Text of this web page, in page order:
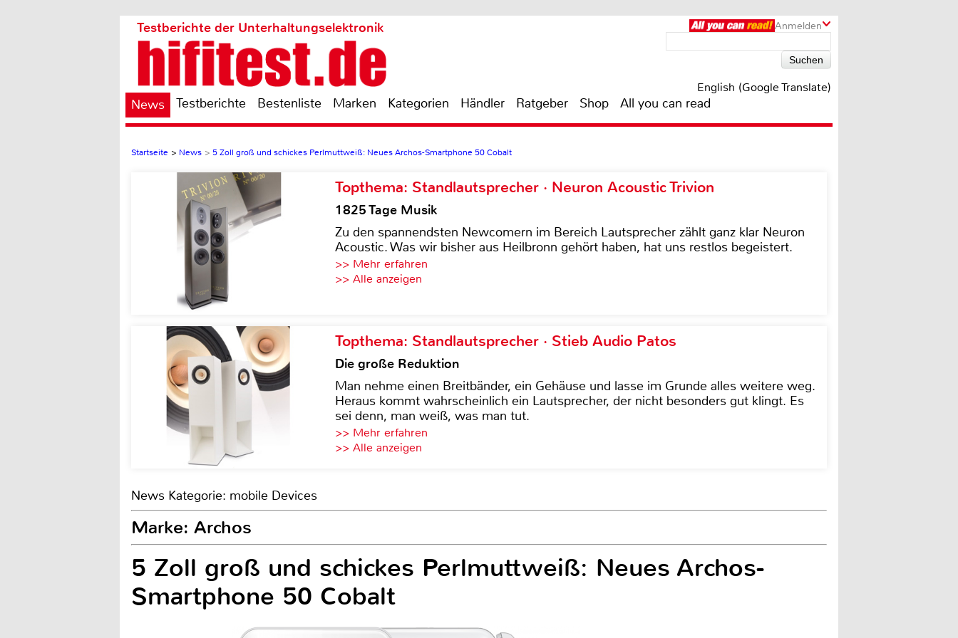
Anmelden
Testberichte der Unterhaltungselektronik
English (Google Translate)
News Testberichte Bestenliste Marken Kategorien Händler Ratgeber Shop All you can read
Startseite > News > 5 Zoll groß und schickes Perlmuttweiß: Neues Archos-Smartphone 50 Cobalt
Topthema: Standlautsprecher · Neuron Acoustic Trivion
1825 Tage Musik
Zu den spannendsten Newcomern im Bereich Lautsprecher zählt ganz klar Neuron
Acoustic. Was wir bisher aus Heilbronn gehört haben, hat uns restlos begeistert.
>> Mehr erfahren
>> Alle anzeigen
Topthema: Standlautsprecher · Stieb Audio Patos
Die große Reduktion
Man nehme einen Breitbänder, ein Gehäuse und lasse im Grunde alles weitere weg.
Heraus kommt wahrscheinlich ein Lautsprecher, der nicht besonders gut klingt. Es
sei denn, man weiß, was man tut.
>> Mehr erfahren
>> Alle anzeigen
News Kategorie: mobile Devices
Marke: Archos
5 Zoll groß und schickes Perlmuttweiß: Neues Archos-
Smartphone 50 Cobalt